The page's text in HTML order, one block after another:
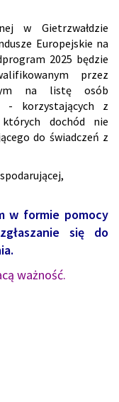
w Gietrzwałdzie
Europejskie na
2025 będzie
przez
na listę osób
- korzystających z
dochód nie
do świadczeń z
w formie pomocy
się do
ważność.